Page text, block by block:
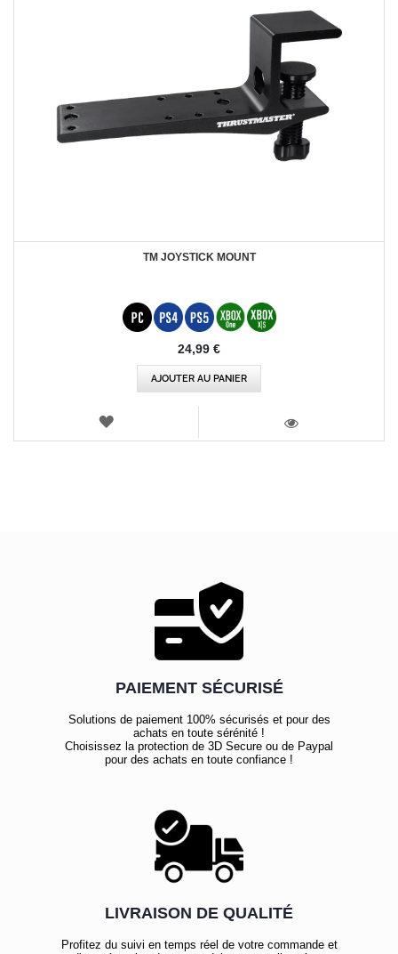
TM JOYSTICK MOUNT
24,99 €
AJOUTER AU PANIER
AJOUTER
VOIR
PAIEMENT SÉCURISÉ
Solutions de paiement 100% sécurisés et pour des
achats en toute sérénité !
Choisissez la protection de 3D Secure ou de Paypal
pour des achats en toute confiance !
LIVRAISON DE QUALITÉ
Profitez du suivi en temps réel de votre commande et